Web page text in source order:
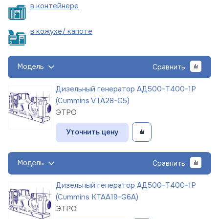
в контейнере
в кожухе/ капоте
Модель Сравнить
Дизельный генератор АД500-Т400-1Р
(Cummins VTA28-G5)
ЭТРО
Уточнить цену
Модель Сравнить
Дизельный генератор АД500-Т400-1Р
(Cummins KTAA19-G6A)
ЭТРО